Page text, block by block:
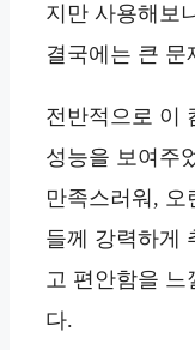
지만 사용해보
결국에는 큰 문
전반적으로 이
성능을 보여주
만족스러워, 오
들께 강력하게
고 편안함을 느
다.